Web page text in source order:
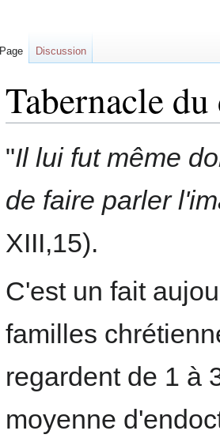
Tabernacle
Aller
navigation
Aller
recherche
"Il lui fut même
de faire parler
XIII,15).
C'est un fait
familles
regardent de 1 à
moyenne
Page Discussion